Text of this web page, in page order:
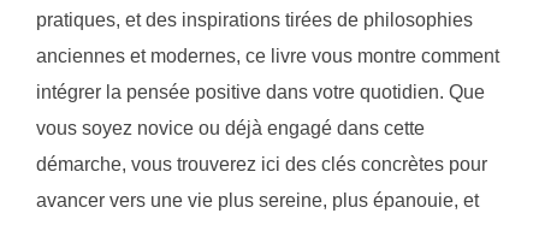
pratiques, et des inspirations tirées de philosophies
anciennes et modernes, ce livre vous montre comment
intégrer la pensée positive dans votre quotidien. Que
vous soyez novice ou déjà engagé dans cette
démarche, vous trouverez ici des clés concrètes pour
avancer vers une vie plus sereine, plus épanouie, et